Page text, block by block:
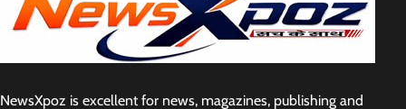
NewsXpoz is excellent for news, magazines, publishing and